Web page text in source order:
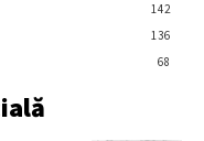
142
136
68